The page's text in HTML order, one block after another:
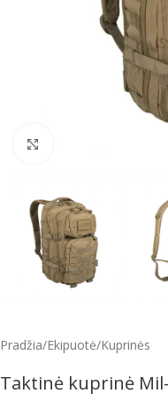
Spustelėkite, kad
Pradžia/Ekipuotė/Kuprinės
Taktinė kuprinė